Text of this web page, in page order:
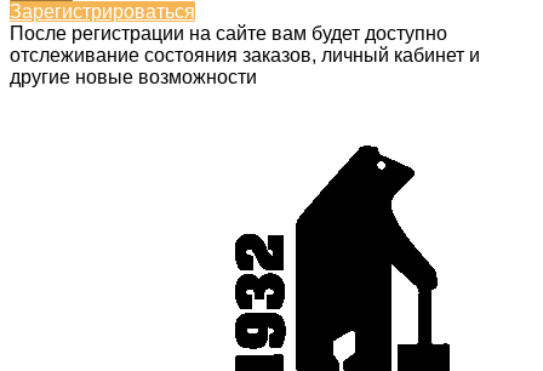
Зарегистрироваться
После регистрации на сайте вам будет доступно
отслеживание состояния заказов, личный кабинет и
другие новые возможности